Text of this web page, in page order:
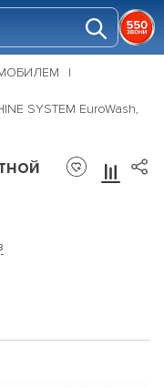
SYSTEM EuroWash,